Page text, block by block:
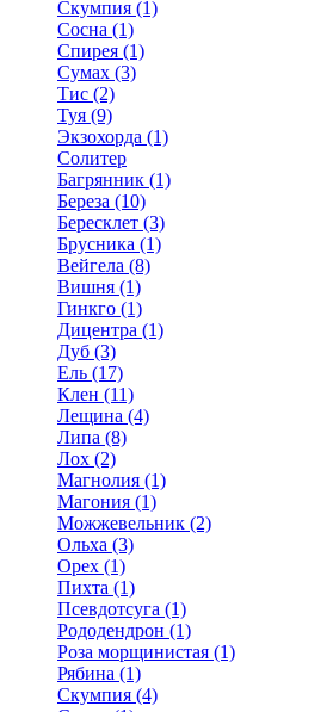
Скумпия (1)
Сосна (1)
Спирея (1)
Сумах (3)
Тис (2)
Туя (9)
Экзохорда (1)
Солитер
Багрянник (1)
Береза (10)
Бересклет (3)
Брусника (1)
Вейгела (8)
Вишня (1)
Гинкго (1)
Дицентра (1)
Дуб (3)
Ель (17)
Клен (11)
Лещина (4)
Липа (8)
Лох (2)
Магнолия (1)
Магония (1)
Можжевельник (2)
Ольха (3)
Орех (1)
Пихта (1)
Псевдотсуга (1)
Рододендрон (1)
Роза морщинистая (1)
Рябина (1)
Скумпия (4)